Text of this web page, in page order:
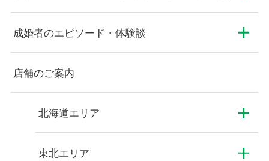
成婚者のエピソード・体験談
店舗のご案内
北海道エリア
東北エリア